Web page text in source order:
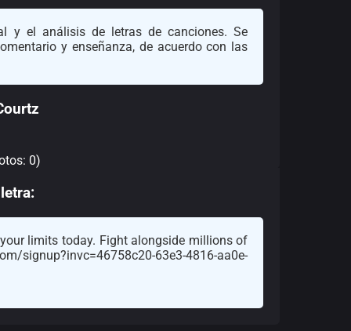
y el análisis de letras de canciones. Se
y enseñanza, de acuerdo con las
0)
limits today. Fight alongside millions of
signup?invc=46758c20-63e3-4816-aa0e-